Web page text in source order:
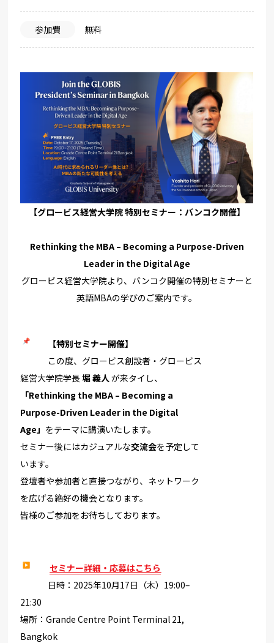
参加費 無料
【グロービス経営大学院 特別セミナー：バンコク開催】
Rethinking the MBA – Becoming a Purpose-Driven
Leader in the Digital Age
グロービス経営大学院より、 バンコク開催の特別セミナーと
英語MBAの学びのご案内です。
【特別セミナー開催】
この度、グロービス創設者・グロービス
経営大学院学長堀 義人 が来タイし、
「Rethinking the MBA – Becoming a
Purpose-Driven Leader in the Digital
Age」 をテーマに講演いたします。
セミナー後にはカジュアルな交流会を予定して
います。
登壇者や参加者と直接つながり、 ネットワーク
を広げる絶好の機会となります。
皆様のご参加をお待ちしております。
セミナー詳細・応募はこちら
日時：2025年10月17日（木）19:00–
21:30
場所：Grande Centre Point Terminal 21,
Bangkok